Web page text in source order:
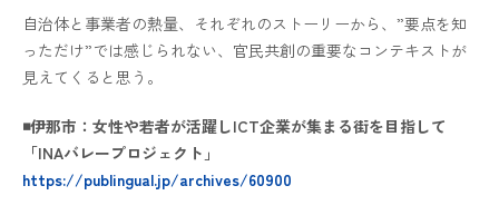
自治体と事業者の熱量、それぞれのストーリーから、”要点を知
っただけ”では感じられない、官民共創の重要なコンテキストが
見えてくると思う。
◾️伊那市：女性や若者が活躍しICT企業が集まる街を目指して
「INAバレープロジェクト」
https://publingual.jp/archives/60900